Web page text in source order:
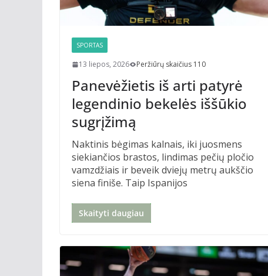
SPORTAS
13 liepos, 2026 Peržiūrų skaičius 110
Panevėžietis iš arti patyrė
legendinio bekelės iššūkio
sugrįžimą
Naktinis bėgimas kalnais, iki juosmens
siekiančios brastos, lindimas pečių pločio
vamzdžiais ir beveik dviejų metrų aukščio
siena finiše. Taip Ispanijos
Skaityti daugiau